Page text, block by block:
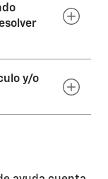
fallar un
forma
remoto
y/o
el